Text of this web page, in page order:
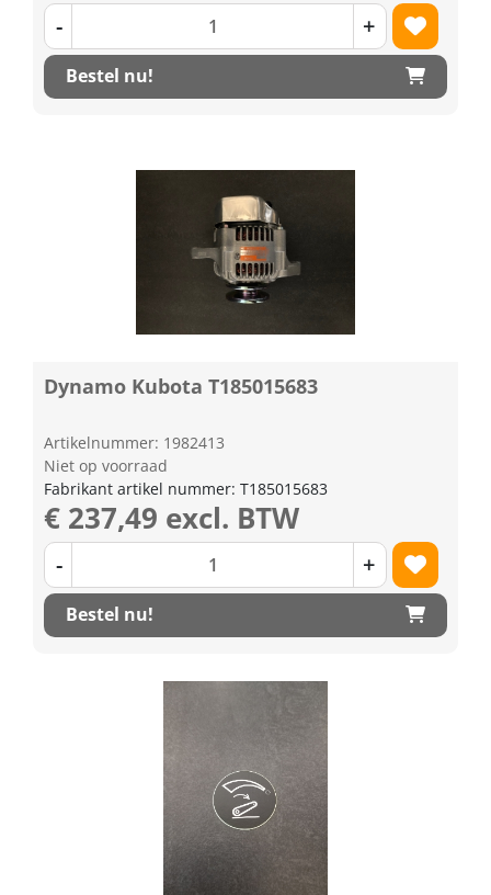
- +
Bestel nu!
Dynamo Kubota T185015683
Artikelnummer: 1982413
Niet op voorraad
Fabrikant artikel nummer: T185015683
€ 237,49 excl. BTW
- +
Bestel nu!